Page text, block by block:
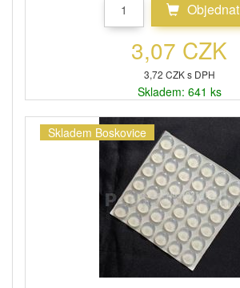
Objednat
3,07 CZK
3,72 CZK s DPH
Skladem: 641 ks
Skladem Boskovice